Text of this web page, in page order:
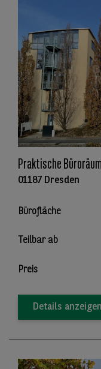
Praktische
01187 Dresden
Bürofläche
Teilbar ab
Preis
Details anzeigen